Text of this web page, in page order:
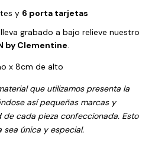
y 6 porta tarjetas
grabado a bajo relieve nuestro
by Clementine.
x 8cm de alto
que utilizamos presenta la
así pequeñas marcas y
de cada pieza confeccionada. Esto
sea única y especial.